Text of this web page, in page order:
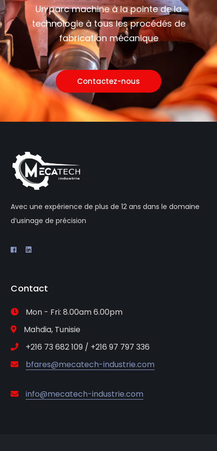
Un parc machine à la pointe de la
technologie à tous les procédés de
fabrication mécanique
Contactez-nous
Avec une expérience de plus de 12 ans dans le domaine
d’usinage de précision
Contact
Mon - Fri: 8.00am 6.00pm
Mahdia, Tunisie
+216 73 682 109 / +216 97 797 336
bfares@mecatech-industrie.com
info@mecatech-industrie.com